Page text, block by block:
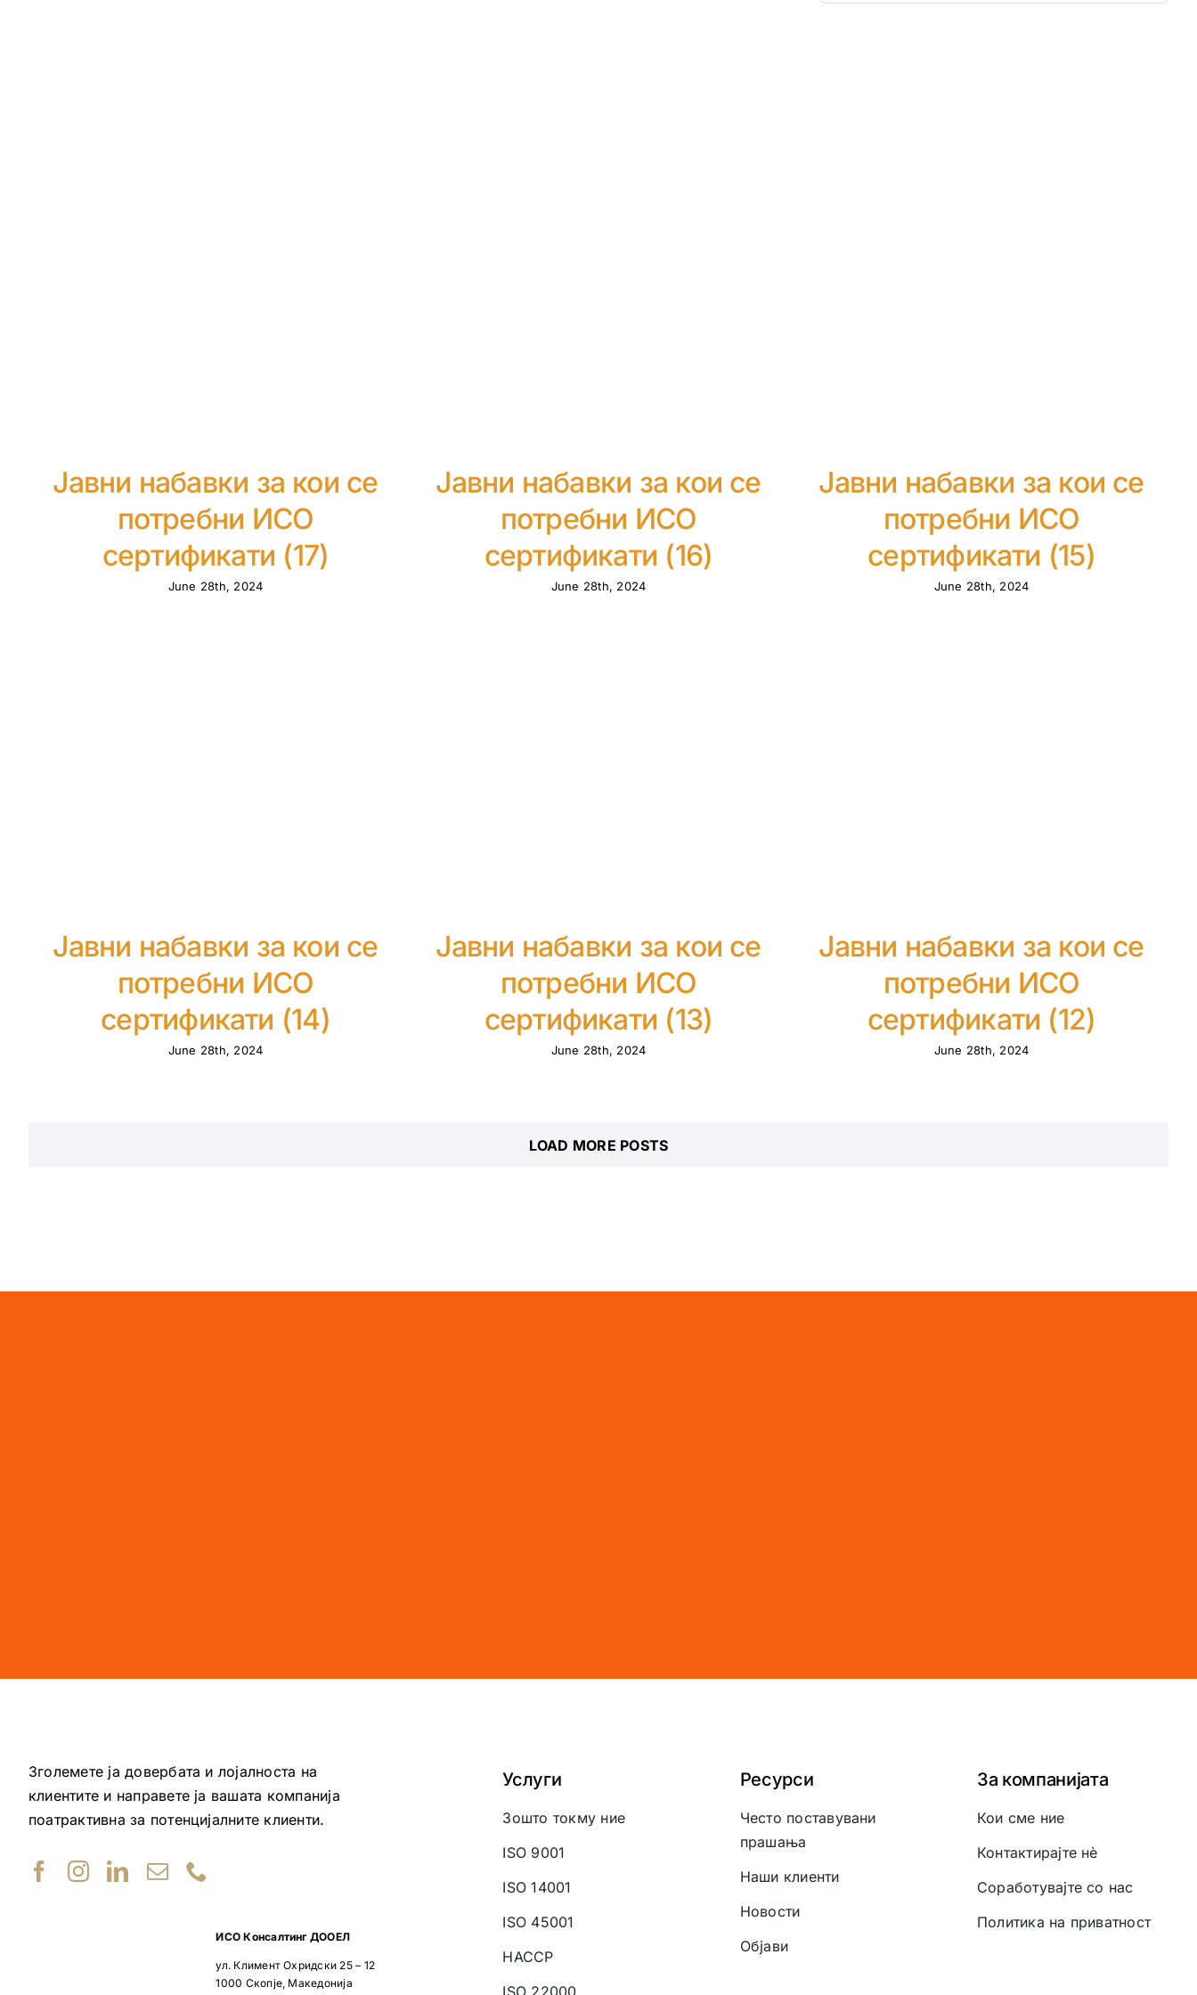
Јавни набавки за кои се
потребни ИСО
сертификати (17)
June 28th, 2024
Јавни набавки за кои се
потребни ИСО
сертификати (16)
June 28th, 2024
Јавни набавки за кои се
потребни ИСО
сертификати (15)
June 28th, 2024
Јавни набавки за кои се
потребни ИСО
сертификати (14)
June 28th, 2024
Јавни набавки за кои се
потребни ИСО
сертификати (13)
June 28th, 2024
Јавни набавки за кои се
потребни ИСО
сертификати (12)
June 28th, 2024
LOAD MORE POSTS
Зголемете ја довербата и лојалноста на
клиентите и направете ја вашата компанија
поатрактивна за потенцијалните клиенти.
ИСО Консалтинг ДООЕЛ
ул. Климент Охридски 25 – 12
1000 Скопје, Македонија
Услуги
Зошто токму ние
ISO 9001
ISO 14001
ISO 45001
HACCP
Ресурси
Често поставувани
прашања
Наши клиенти
Новости
Објави
За компанијата
Кои сме ние
Контактирајте нè
Соработувајте со нас
Политика на приватност